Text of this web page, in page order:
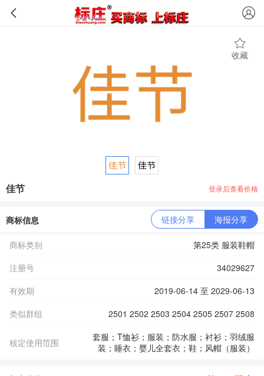
收藏
佳节 登录后查看价格
商标信息 链接分享 海报分享
商标类别
第25类 服装鞋帽
注册号
34029627
有效期
2019-06-14 至 2029-06-13
类似群组
2501 2502 2503 2504 2505 2507 2508
核定使用范围
套服；T恤衫；服装；防水服；衬衫；羽绒服
装；睡衣；婴儿全套衣；鞋；风帽（服装）